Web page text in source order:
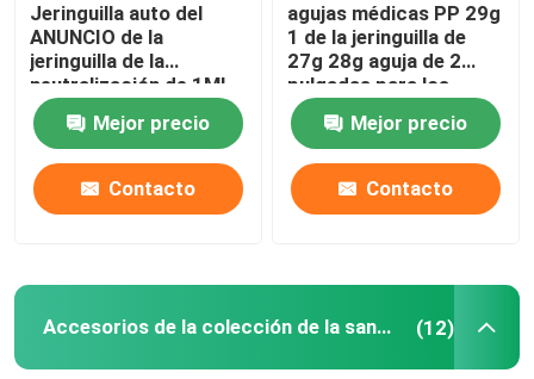
Jeringuilla auto del
ANUNCIO de la
jeringuilla de la
neutralización de 1ML
3ML 5ML 10ML con la
aguja
Mejor precio
Contacto
agujas médicas PP 29g
1 de la jeringuilla de
27g 28g aguja de 2
pulgadas para los
perros
Mejor precio
Contacto
Accesorios de la colección de la sangre (12)